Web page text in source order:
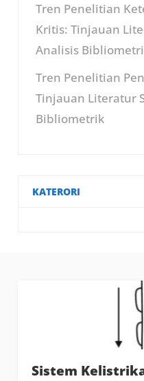
Tren Penelitian
Kritis: Tinjauan
Analisis
Tren Penelitian
Tinjauan Literatur
Bibliometrik
KATERORI
Sistem